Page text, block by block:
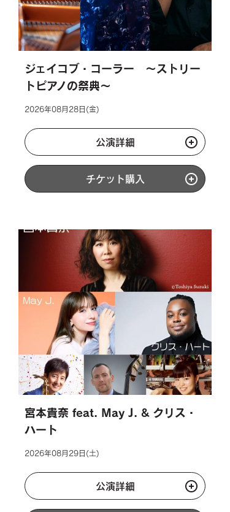
ジェイコブ・コーラー ～ストリー
トピアノの祭典～
2026年08月28日(金)
公演詳細
チケット購入
宮本貴奈 feat. May J. & クリス・
ハート
2026年08月29日(土)
公演詳細